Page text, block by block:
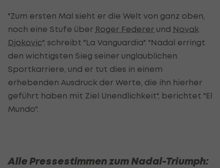
"Zum ersten Mal sieht er die Welt von ganz oben,
noch eine Stufe über Roger Federer und Novak
Djokovic", schreibt "La Vanguardia". "Nadal erringt
den wichtigsten Sieg seiner unglaublichen
Sportkarriere, und er tut dies in einem
erhebenden Ausdruck der Werte, die ihn hierher
geführt haben mit Ziel Unendlichkeit", berichtet "El
Mundo".
Alle Pressestimmen zum Nadal-Triumph: